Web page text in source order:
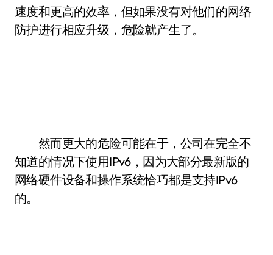
速度和更高的效率，但如果没有对他们的网络
防护进行相应升级，危险就产生了。
然而更大的危险可能在于，公司在完全不
知道的情况下使用IPv6，因为大部分最新版的
网络硬件设备和操作系统恰巧都是支持IPv6
的。